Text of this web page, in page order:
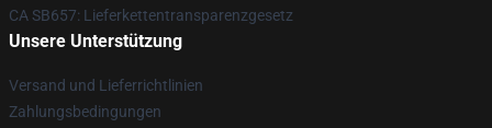
CA SB657: Lieferkettentransparenzgesetz
Unsere Unterstützung
Versand und Lieferrichtlinien
Zahlungsbedingungen